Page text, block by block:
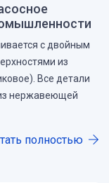
с двойным
из
Все детали
нержавеющей
полностью